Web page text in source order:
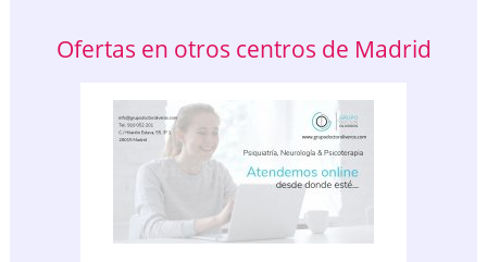
Ofertas en otros centros de Madrid